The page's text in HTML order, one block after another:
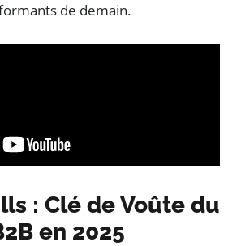
de demain.
: Clé de Voûte du
en 2025